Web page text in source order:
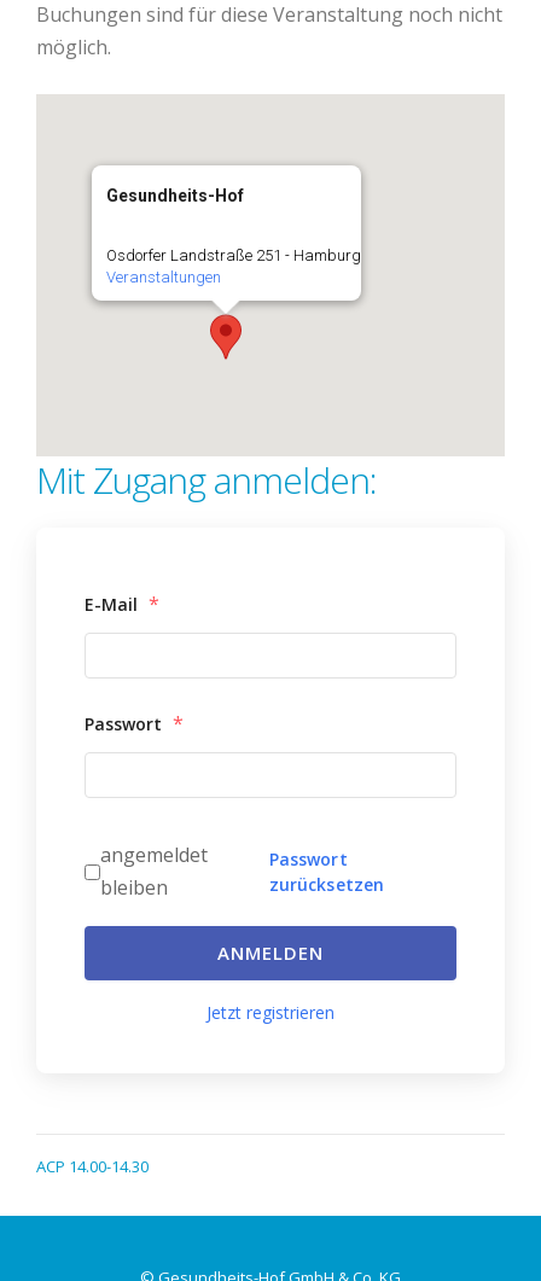
Buchungen sind für diese Veranstaltung noch nicht
möglich.
Gesundheits-Hof
Osdorfer Landstraße 251 - Hamburg
Veranstaltungen
Mit Zugang anmelden:
E-Mail *
Passwort *
angemeldet
bleiben
Passwort
zurücksetzen
ANMELDEN
Jetzt registrieren
ACP 14.00-14.30